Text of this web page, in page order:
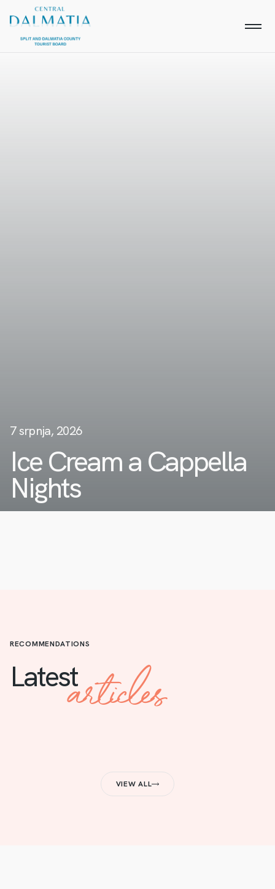
7 srpnja, 2026
Ice Cream a Cappella
Nights
RECOMMENDATIONS
Latestarticles
VIEW ALL